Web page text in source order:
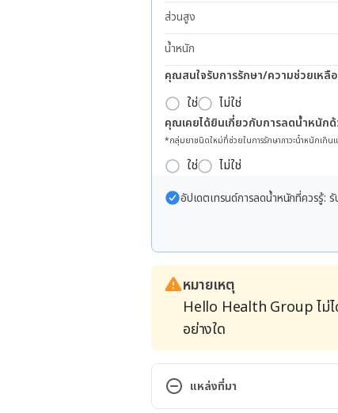
ส่วนสูง
น้ำหนัก
คุณสนใจรับการรักษา/ความช่วยเหลื
ใช่ ไม่ใช่
คุณเคยได้ยินเกี่ยวกับการลดน้ำหนัก
*กลุ่มยาชนิดใหม่ที่ช่วยในการรักษาภาวะน้ำหนักเกิน
ใช่ ไม่ใช่
อัปเดตเทรนด์การลดน้ำหนักที่ควรรู้:
หมายเหตุ
Hello Health Group ไม่ไ
อย่างใด
แหล่งที่มา